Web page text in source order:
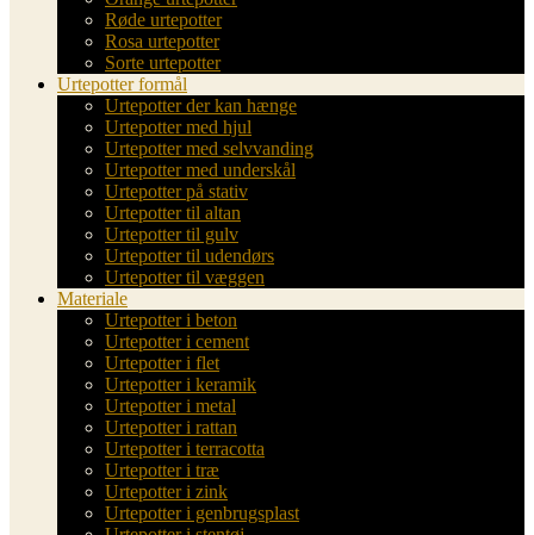
Røde urtepotter
Rosa urtepotter
Sorte urtepotter
Urtepotter formål
Urtepotter der kan hænge
Urtepotter med hjul
Urtepotter med selvvanding
Urtepotter med underskål
Urtepotter på stativ
Urtepotter til altan
Urtepotter til gulv
Urtepotter til udendørs
Urtepotter til væggen
Materiale
Urtepotter i beton
Urtepotter i cement
Urtepotter i flet
Urtepotter i keramik
Urtepotter i metal
Urtepotter i rattan
Urtepotter i terracotta
Urtepotter i træ
Urtepotter i zink
Urtepotter i genbrugsplast